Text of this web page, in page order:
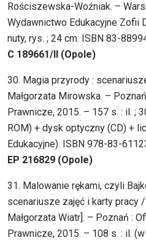
Rościszewska-Woźniak. –
Wydawnictwo Edukacyjne Zofii
nuty, rys. ; 24 cm. ISBN 83-
C 189661/II (Opole)
30. Magia przyrody :
Małgorzata Mirowska. –
Prawnicze, 2015. – 157 s. : il. ;
ROM) + dysk optyczny (CD) +
Edukacyjne). ISBN 978-83-
EP 216829 (Opole)
31. Malowanie rękami, czyli
scenariusze zajęć i karty pracy
Małgorzata Wiatr]. – Poznań :
Prawnicze, 2015. – 108 s. : il.